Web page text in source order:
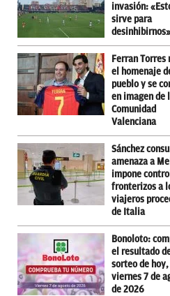
invasión:
sirve para
desinhibirnos»
Ferran Torres
el homenaje
pueblo y se
en imagen de
Comunidad
Valenciana
Sánchez
amenaza a
impone
fronterizos a
viajeros
de Italia
Bonoloto:
el resultado
sorteo de hoy,
viernes 7 de
de 2026